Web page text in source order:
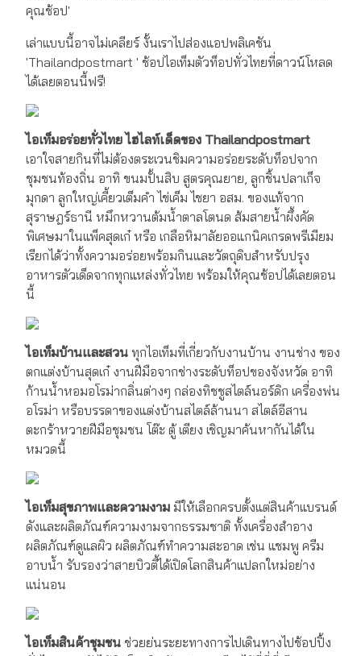
คุณช้อป'
เล่าแบบนี้อาจไม่เคลียร์ งั้นเราไปส่องแอปพลิเคชัน
'Thailandpostmart ' ช้อปไอเท็มตัวท็อปทั่วไทยที่ดาวน์โหลด
ได้เลยตอนนี้ฟรี!
ไอเท็มอร่อยทั่วไทย ไฮไลท์เด็ดของ Thailandpostmart
เอาใจสายกินที่ไม่ต้องตระเวนชิมความอร่อยระดับท็อปจาก
ชุมชนท้องถิ่น อาทิ ขนมปั้นสิบ สูตรคุณยาย, ลูกชิ้นปลาเก็จ
มุกดา ลูกใหญ่เคี้ยวเต็มคำ ไข่เค็ม ไชยา อสม. ของแท้จาก
สุราษฎร์ธานี หมึกหวานต้มน้ำตาลโตนด ส้มสายน้ำผึ้งคัด
พิเศษมาในแพ็คสุดเก๋ หรือ เกลือหิมาลัยออแกนิคเกรดพรีเมียม
เรียกได้ว่าทั้งความอร่อยพร้อมกินและวัตถุดิบสำหรับปรุง
อาหารตัวเด็ดจากทุกแหล่งทั่วไทย พร้อมให้คุณช้อปได้เลยตอน
นี้
ไอเท็มบ้านและสวน ทุกไอเท็มที่เกี่ยวกับงานบ้าน งานช่าง ของ
ตกแต่งบ้านสุดเก๋ งานฝีมือจากช่างระดับท็อปของจังหวัด อาทิ
ก้านน้ำหอมอโรม่ากลิ่นต่างๆ กล่องทิชชูสไตล์นอร์ดิก เครื่องพ่น
อโรม่า หรือบรรดาของแต่งบ้านสไตล์ล้านนา สไตล์อีสาน
ตะกร้าหวายฝีมือชุมชน โต๊ะ ตู้ เตียง เชิญมาค้นหากันได้ใน
หมวดนี้
ไอเท็มสุขภาพและความงาม มีให้เลือกครบตั้งแต่สินค้าแบรนด์
ดังและผลิตภัณฑ์ความงามจากธรรมชาติ ทั้งเครื่องสำอาง
ผลิตภัณฑ์ดูแลผิว ผลิตภัณฑ์ทำความสะอาด เช่น แชมพู ครีม
อาบน้ำ รับรองว่าสายบิวตี้ได้เปิดโลกสินค้าแปลกใหม่อย่าง
แน่นอน
ไอเท็มสินค้าชุมชน ช่วยย่นระยะทางการไปเดินทางไปช้อปปิ้ง